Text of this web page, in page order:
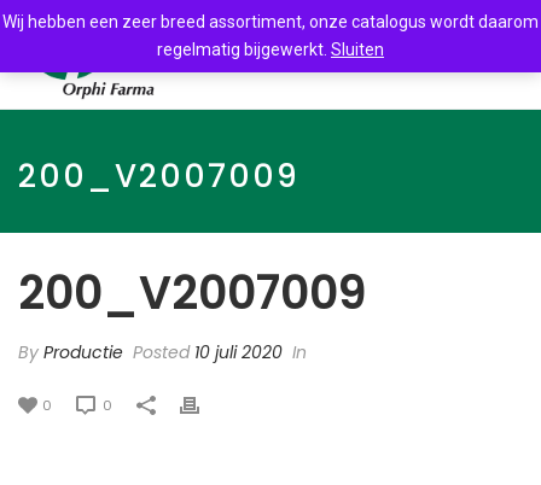
200_V2007009
200_V2007009
By Productie Posted 10 juli 2020 In
0 0
Wij hebben een zeer breed assortiment, onze catalogus wordt daarom
regelmatig bijgewerkt. Sluiten